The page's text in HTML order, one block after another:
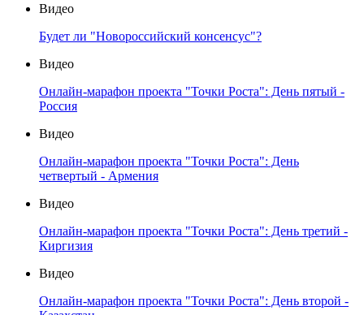
Видео
Будет ли "Новороссийский консенсус"?
Видео
Онлайн-марафон проекта "Точки Роста": День пятый -
Россия
Видео
Онлайн-марафон проекта "Точки Роста": День
четвертый - Армения
Видео
Онлайн-марафон проекта "Точки Роста": День третий -
Киргизия
Видео
Онлайн-марафон проекта "Точки Роста": День второй -